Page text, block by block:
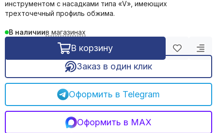
REHAU трубы и фитинги
Фильтрация воды
инструментом с насадками типа «V», имеющих
трехточечный профиль обжима.
В наличии в магазинах
В корзину
Оформить в Telegram
Оформить в MAX
Заказ в один клик